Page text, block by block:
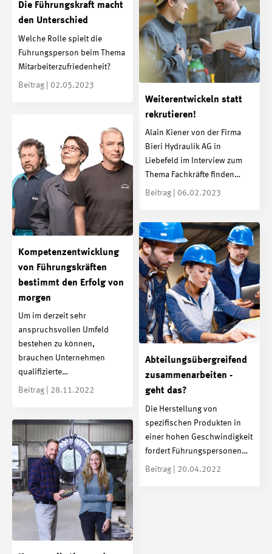
Die Führungskraft macht
den Unterschied
Welche Rolle spielt die
Führungsperson beim Thema
Mitarbeiterzufriedenheit?
Beitrag | 02.05.2023
Weiterentwickeln statt
rekrutieren!
Alain Kiener von der Firma
Bieri Hydraulik AG in
Liebefeld im Interview zum
Thema Fachkräfte finden…
Beitrag | 06.02.2023
Kompetenz­entwicklung
von Führungs­kräften
bestimmt den Erfolg von
morgen
Um im derzeit sehr
anspruchsvollen Umfeld
bestehen zu können,
brauchen Unternehmen
qualifizierte…
Beitrag | 28.11.2022
Abteilungsübergreifend
zusammenarbeiten -
geht das?
Die Herstellung von
spezifischen Produkten in
einer hohen Geschwindigkeit
fordert Führungspersonen…
Beitrag | 20.04.2022